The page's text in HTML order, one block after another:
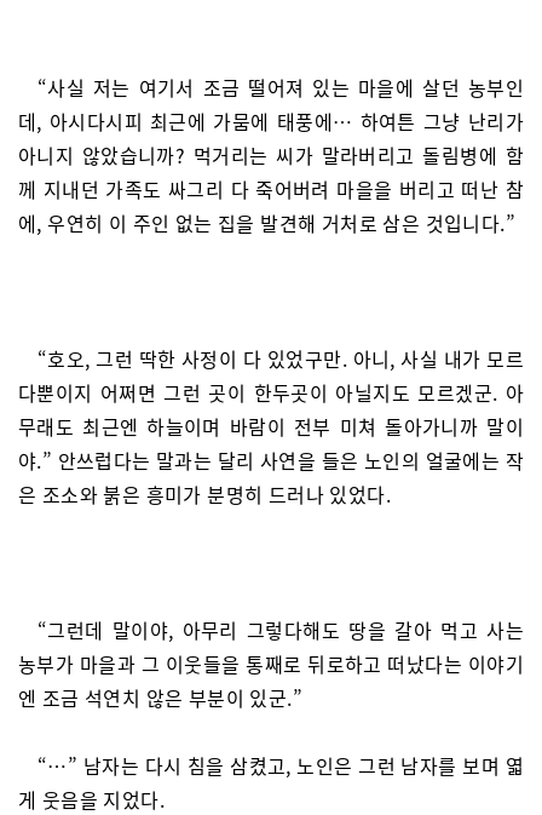
“사실 저는 여기서 조금 떨어져 있는 마을에 살던 농부인
데, 아시다시피 최근에 가뭄에 태풍에… 하여튼 그냥 난리가
아니지 않았습니까? 먹거리는 씨가 말라버리고 돌림병에 함
께 지내던 가족도 싸그리 다 죽어버려 마을을 버리고 떠난 참
에, 우연히 이 주인 없는 집을 발견해 거처로 삼은 것입니다.”
“호오, 그런 딱한 사정이 다 있었구만. 아니, 사실 내가 모르
다뿐이지 어쩌면 그런 곳이 한두곳이 아닐지도 모르겠군. 아
무래도 최근엔 하늘이며 바람이 전부 미쳐 돌아가니까 말이
야.” 안쓰럽다는 말과는 달리 사연을 들은 노인의 얼굴에는 작
은 조소와 붉은 흥미가 분명히 드러나 있었다.
“그런데 말이야, 아무리 그렇다해도 땅을 갈아 먹고 사는
농부가 마을과 그 이웃들을 통째로 뒤로하고 떠났다는 이야기
엔 조금 석연치 않은 부분이 있군.”
“…” 남자는 다시 침을 삼켰고, 노인은 그런 남자를 보며 엷
게 웃음을 지었다.